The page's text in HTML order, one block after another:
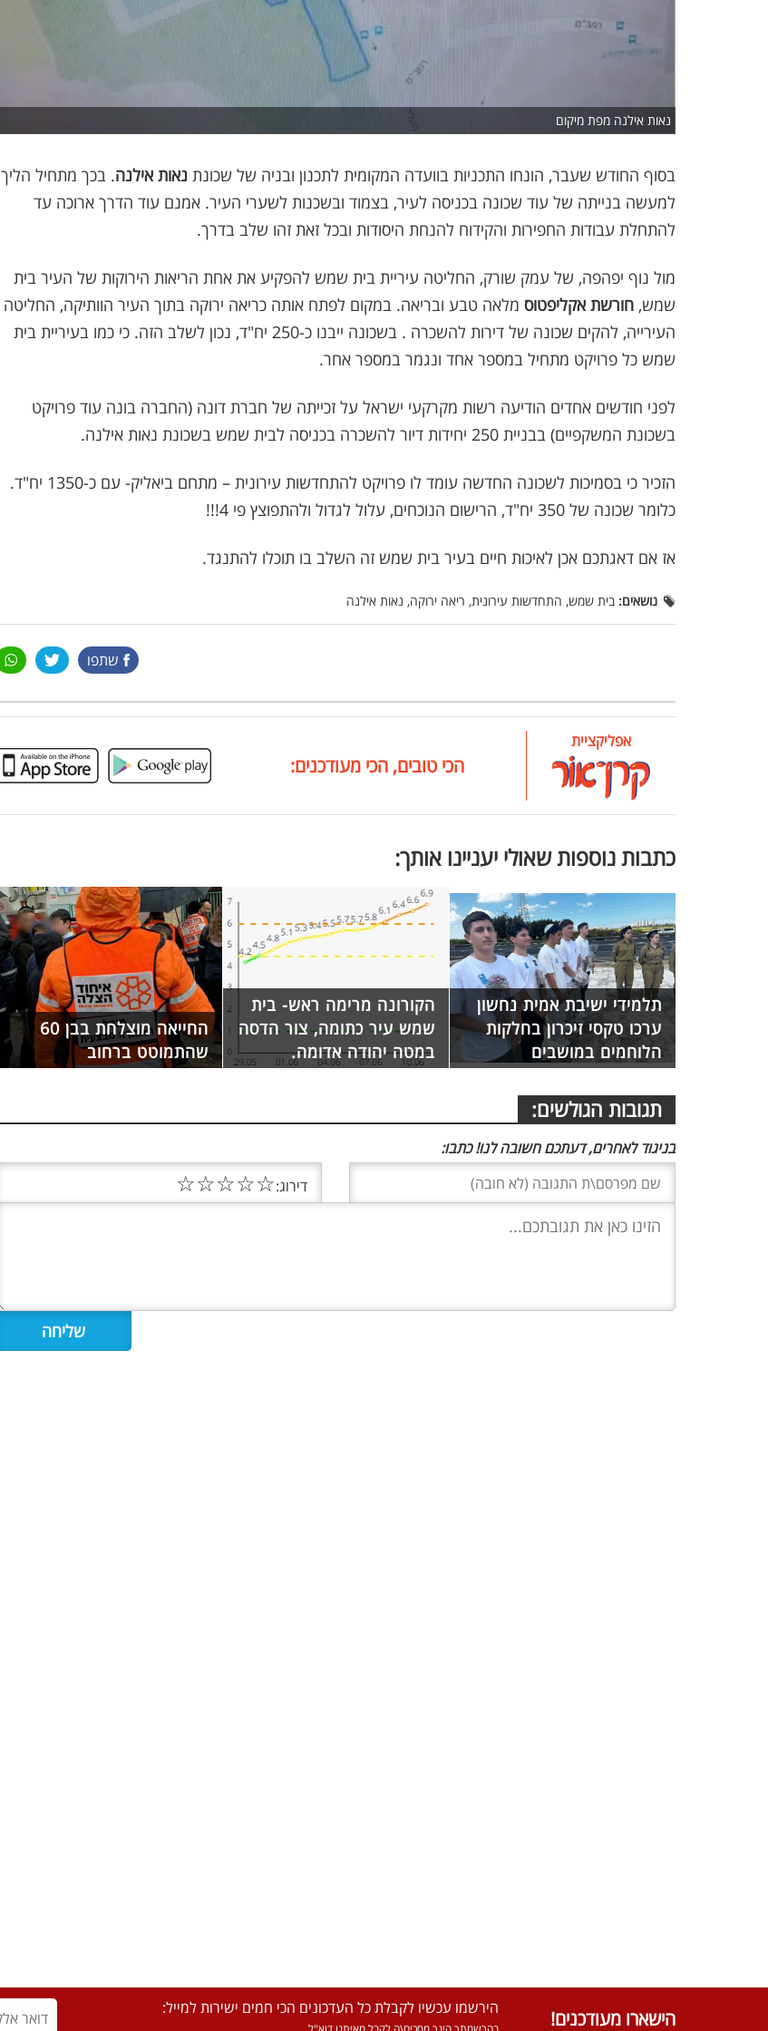
נאות אילנה מפת מיקום
בסוף החודש שעבר, הונחו התכניות בוועדה המקומית לתכנון ובניה של שכונת נאות אילנה. בכך מתחיל הליך
למעשה בנייתה של עוד שכונה בכניסה לעיר, בצמוד ובשכנות לשערי העיר. אמנם עוד הדרך ארוכה עד
להתחלת עבודות החפירות והקידוח להנחת היסודות ובכל זאת זהו שלב בדרך.
מול נוף יפהפה, של עמק שורק, החליטה עיריית בית שמש להפקיע את אחת הריאות הירוקות של העיר בית
שמש, חורשת אקליפטוס מלאה טבע ובריאה. במקום לפתח אותה כריאה ירוקה בתוך העיר הוותיקה, החליטה
העירייה, להקים שכונה של דירות להשכרה . בשכונה ייבנו כ-250 יח"ד, נכון לשלב הזה. כי כמו בעיריית בית
שמש כל פרויקט מתחיל במספר אחד ונגמר במספר אחר.
לפני חודשים אחדים הודיעה רשות מקרקעי ישראל על זכייתה של חברת דונה (החברה בונה עוד פרויקט
בשכונת המשקפיים) בבניית 250 יחידות דיור להשכרה בכניסה לבית שמש בשכונת נאות אילנה.
הזכיר כי בסמיכות לשכונה החדשה עומד לו פרויקט להתחדשות עירונית – מתחם ביאליק- עם כ-1350 יח"ד.
כלומר שכונה של 350 יח"ד, הרישום הנוכחים, עלול לגדול ולהתפוצץ פי 4!!!
אז אם דאגתכם אכן לאיכות חיים בעיר בית שמש זה השלב בו תוכלו להתנגד.
נושאים: בית שמש, התחדשות עירונית, ריאה ירוקה, נאות אילנה
שתפו
אפליקציית
הכי טובים, הכי מעודכנים:
כתבות נוספות שאולי יעניינו אותך:
תלמידי ישיבת אמית נחשון
ערכו טקסי זיכרון בחלקות
הלוחמים במושבים
הקורונה מרימה ראש- בית
שמש עיר כתומה, צור הדסה
במטה יהודה אדומה.
החייאה מוצלחת בבן 60
שהתמוטט ברחוב
תגובות הגולשים:
בניגוד לאחרים, דעתכם חשובה לנו! כתבו:
דירוג:☆
☆
☆
☆
☆
הישארו מעודכנים! הירשמו עכשיו לקבלת כל העדכונים הכי חמים ישירות למייל: